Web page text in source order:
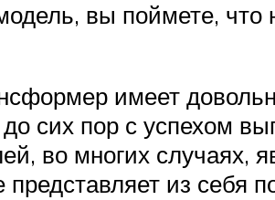
вы поймете,
имеет
сих пор с успехом
во многих случаях,
из себя